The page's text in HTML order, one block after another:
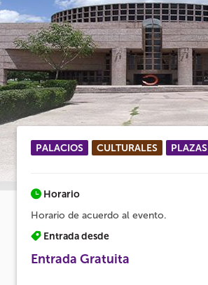
PALACIOS CULTURALES PLAZAS
Horario
Horario de acuerdo al evento.
Entrada desde
Entrada Gratuita